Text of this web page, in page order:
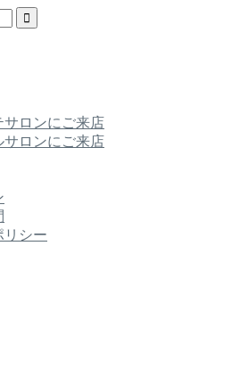
サロンにご来店
サロンにご来店
リシー